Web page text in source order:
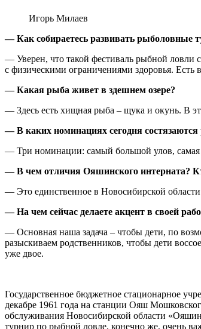
Игорь Милаев
— Как собираетесь развивать рыболовные
— Уверен, что такой фестиваль рыбной ловли
с физическими ограничениями здоровья. Есть
— Какая рыба живет в здешнем озере?
— Здесь есть хищная рыба – щука и окунь. В
— В каких номинациях сегодня
— Три номинации: самый большой улов, самая
— В чем отличия Ояшинского интерната?
— Это единственное в Новосибирской области
— На чем сейчас делаете акцент в своей
— Основная наша задача – чтобы дети, по
разыскиваем родственников, чтобы дети
уже двое.
Государственное бюджетное стационарное
декабре 1961 года на станции Ояш
обслуживания Новосибирской области
турнир по рыбной ловле, конечно же, очень